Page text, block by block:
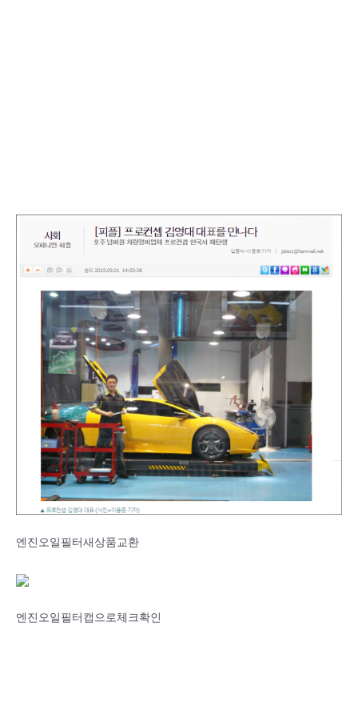
엔진오일필터새상품교환
엔진오일필터캡으로체크확인